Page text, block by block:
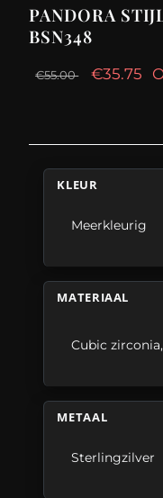
PANDORA
BSN348
€55.00 €35.75
KLEUR
Meerkleurig
MATERIAAL
Cubic zirconia,
METAAL
Sterlingzilver